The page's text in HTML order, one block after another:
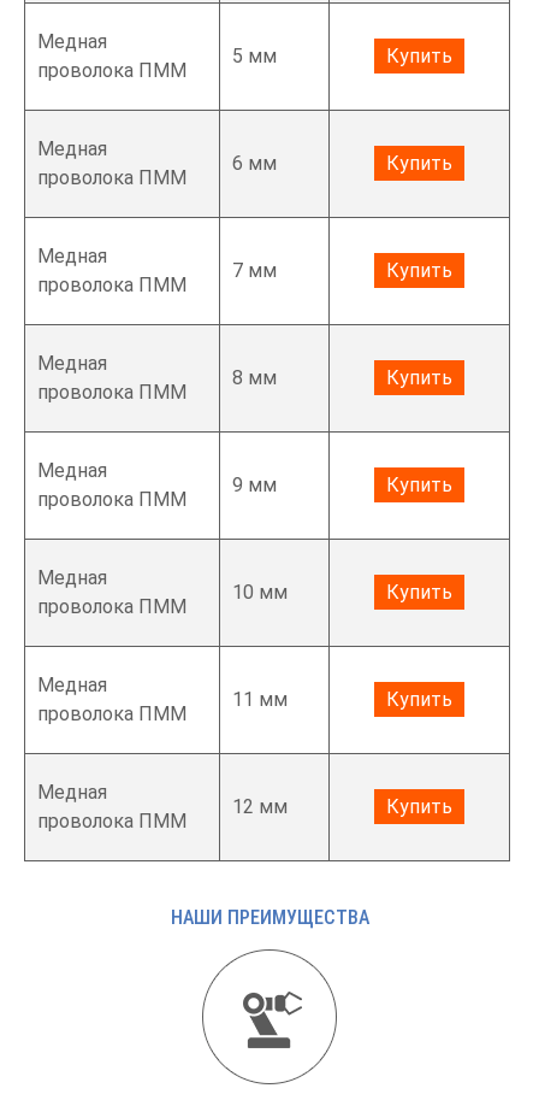
Медная
проволока ПММ
5 мм Купить
Медная
проволока ПММ
6 мм Купить
Медная
проволока ПММ
7 мм Купить
Медная
проволока ПММ
8 мм Купить
Медная
проволока ПММ
9 мм Купить
Медная
проволока ПММ
10 мм Купить
Медная
проволока ПММ
11 мм Купить
Медная
проволока ПММ
12 мм Купить
НАШИ ПРЕИМУЩЕСТВА